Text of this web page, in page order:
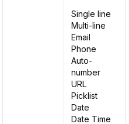
Single line
Multi-line
Email
Phone
Auto-
number
URL
Picklist
Date
Date Time